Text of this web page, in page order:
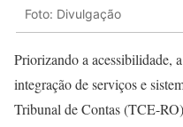
Foto: Divulgação
Priorizando a acessibilidade,
integração de serviços e
Tribunal de Contas (TCE-